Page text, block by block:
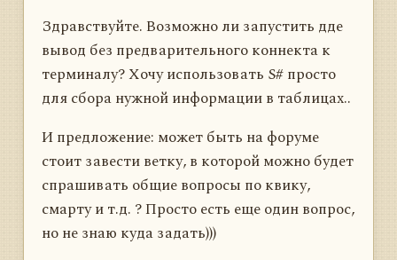
Здравствуйте. Возможно ли запустить дде
вывод без предварительного коннекта к
терминалу? Хочу использовать S# просто
для сбора нужной информации в таблицах..
И предложение: может быть на форуме
стоит завести ветку, в которой можно будет
спрашивать общие вопросы по квику,
смарту и т.д. ? Просто есть еще один вопрос,
но не знаю куда задать)))